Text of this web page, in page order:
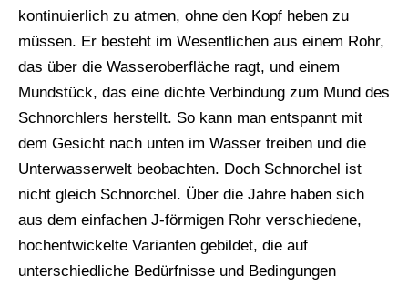
kontinuierlich zu atmen, ohne den Kopf heben zu
müssen. Er besteht im Wesentlichen aus einem Rohr,
das über die Wasseroberfläche ragt, und einem
Mundstück, das eine dichte Verbindung zum Mund des
Schnorchlers herstellt. So kann man entspannt mit
dem Gesicht nach unten im Wasser treiben und die
Unterwasserwelt beobachten. Doch Schnorchel ist
nicht gleich Schnorchel. Über die Jahre haben sich
aus dem einfachen J-förmigen Rohr verschiedene,
hochentwickelte Varianten gebildet, die auf
unterschiedliche Bedürfnisse und Bedingungen